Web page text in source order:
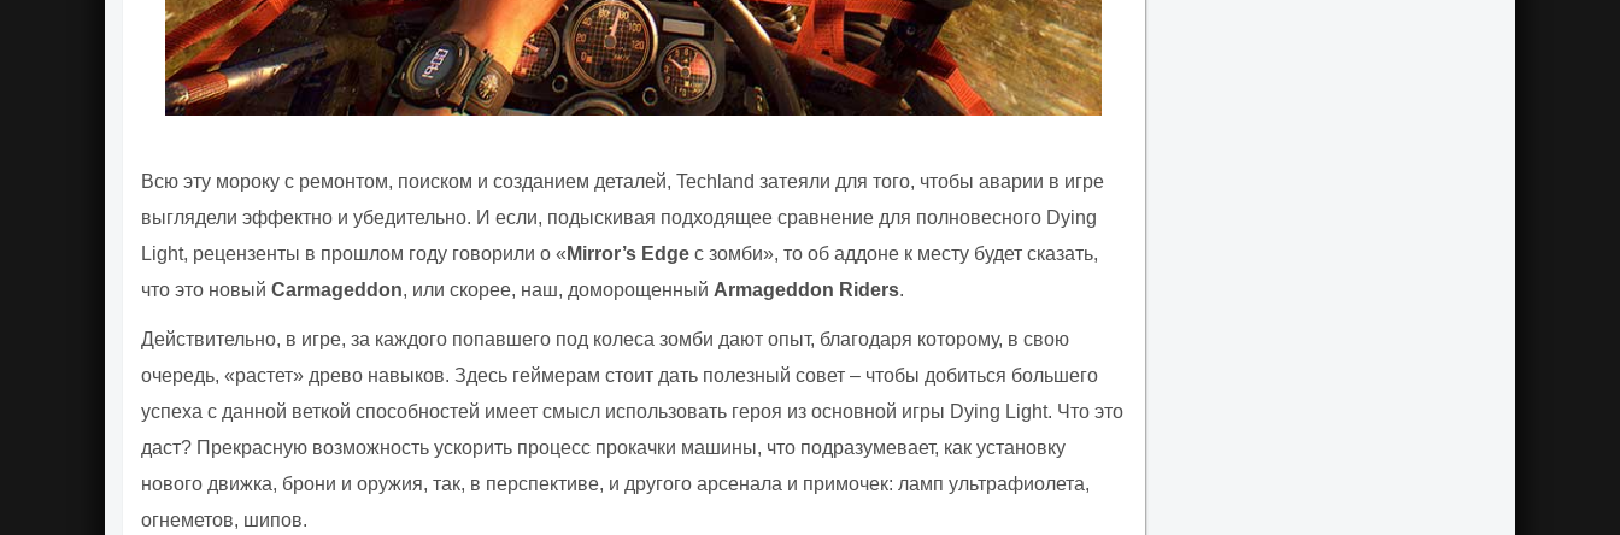
Всю эту мороку с ремонтом, поиском и созданием деталей, Techland затеяли для того, чтобы аварии в игре
выглядели эффектно и убедительно. И если, подыскивая подходящее сравнение для полновесного Dying
Light, рецензенты в прошлом году говорили о « Mirror’s Edge с зомби», то об аддоне к месту будет сказать,
что это новый Carmageddon, или скорее, наш, доморощенный Armageddon Riders.
Действительно, в игре, за каждого попавшего под колеса зомби дают опыт, благодаря которому, в свою
очередь, «растет» древо навыков. Здесь геймерам стоит дать полезный совет – чтобы добиться большего
успеха с данной веткой способностей имеет смысл использовать героя из основной игры Dying Light. Что это
даст? Прекрасную возможность ускорить процесс прокачки машины, что подразумевает, как установку
нового движка, брони и оружия, так, в перспективе, и другого арсенала и примочек: ламп ультрафиолета,
огнеметов, шипов.